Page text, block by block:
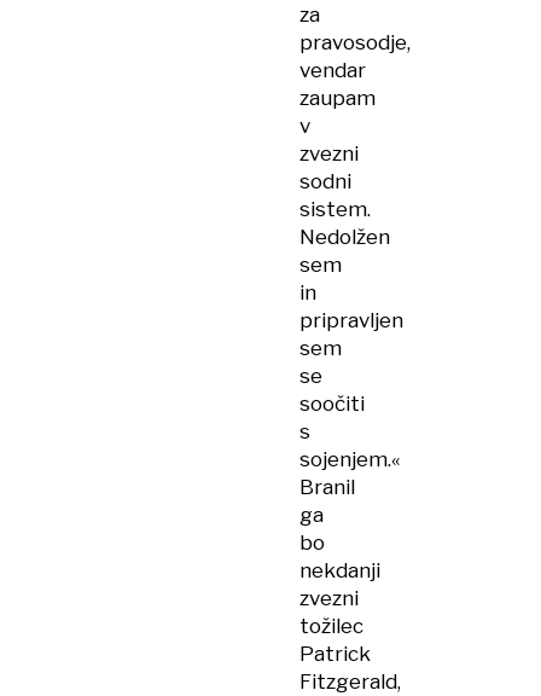
za
pravosodje,
vendar
zaupam
v
zvezni
sodni
sistem.
Nedolžen
sem
in
pripravljen
sem
se
soočiti
s
sojenjem.«
Branil
ga
bo
nekdanji
zvezni
tožilec
Patrick
Fitzgerald,